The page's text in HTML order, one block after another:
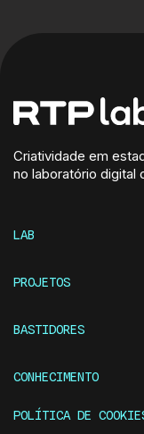
Criatividade em
no laboratório digital
LAB
PROJETOS
BASTIDORES
CONHECIMENTO
POLÍTICA DE